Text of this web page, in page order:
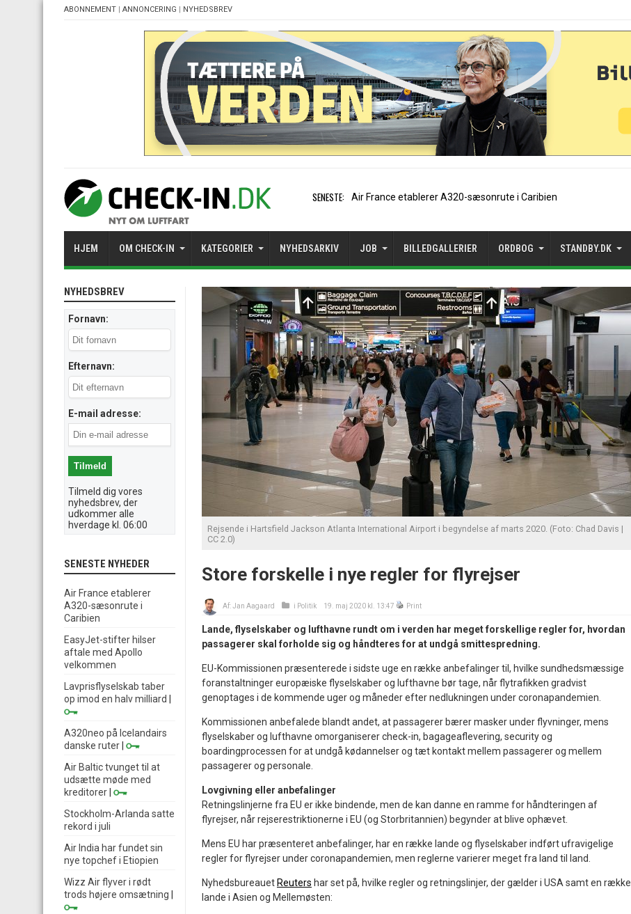
ABONNEMENT | ANNONCERING | NYHEDSBREV
SENESTE: EasyJet-stifter hilser aftal
HJEM OM CHECK-IN KATEGORIER NYHEDSARKIV JOB BILLEDGALLERIER ORDBOG STANDBY.DK
Rejsende i Hartsfield Jackson Atlanta International Airport i begyndelse af marts 2020. (Foto: Chad Davis |
CC 2.0)
Store forskelle i nye regler for flyrejser
Af:Jan Aagaard i Politik 19. maj 2020 kl. 13:47 Print
Lande, flyselskaber og lufthavne rundt om i verden har meget forskellige regler for, hvordan
passagerer skal forholde sig og håndteres for at undgå smittespredning.
EU-Kommissionen præsenterede i sidste uge en række anbefalinger til, hvilke sundhedsmæssige
foranstaltninger europæiske flyselskaber og lufthavne bør tage, når flytrafikken gradvist
genoptages i de kommende uger og måneder efter nedlukningen under coronapandemien.
Kommissionen anbefalede blandt andet, at passagerer bærer masker under flyvninger, mens
flyselskaber og lufthavne omorganiserer check-in, bagageaflevering, security og
boardingprocessen for at undgå kødannelser og tæt kontakt mellem passagerer og mellem
passagerer og personale.
Lovgivning eller anbefalinger
Retningslinjerne fra EU er ikke bindende, men de kan danne en ramme for håndteringen af
flyrejser, når rejserestriktionerne i EU (og Storbritannien) begynder at blive ophævet.
Mens EU har præsenteret anbefalinger, har en række lande og flyselskaber indført ufravigelige
regler for flyrejser under coronapandemien, men reglerne varierer meget fra land til land.
Nyhedsbureauet Reuters har set på, hvilke regler og retningslinjer, der gælder i USA samt en række
lande i Asien og Mellemøsten:
NYHEDSBREV
Fornavn:
Efternavn:
E-mail adresse:
Tilmeld dig vores
nyhedsbrev, der
udkommer alle
hverdage kl. 06:00
SENESTE NYHEDER
Air France etablerer
A320-sæsonrute i
Caribien
EasyJet-stifter hilser
aftale med Apollo
velkommen
Lavprisflyselskab taber
op imod en halv milliard
A320neo på Icelandairs
danske ruter
Air Baltic tvunget til at
udsætte møde med
kreditorer
Stockholm-Arlanda satte
rekord i juli
Air India har fundet sin
nye topchef i Etiopien
Wizz Air flyver i rødt
trods højere omsætning